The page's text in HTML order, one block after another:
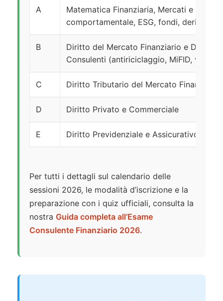
A
Matematica Finanziaria, Mercati e
comportamentale, ESG, fondi, derivati)
B
Diritto del Mercato Finanziario e
Consulenti (antiriciclaggio, MiFID,
C Diritto Tributario del Mercato Finanziario
D Diritto Privato e Commerciale
E Diritto Previdenziale e Assicurativo
Per tutti i dettagli sul calendario delle
sessioni 2026, le modalità d’iscrizione e la
preparazione con i quiz ufficiali, consulta la
nostra Guida completa all’Esame
Consulente Finanziario 2026.